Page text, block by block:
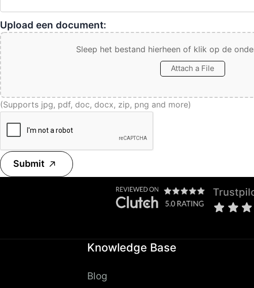
Upload een document:
Sleep het bestand hierheen of klik op de
Attach a File
(Supports jpg, pdf, doc, docx, zip, png and more)
Submit
Knowledge Base
Blog